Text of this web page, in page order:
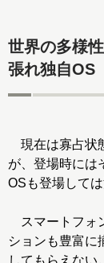
世界の多様
張れ独自OS
現在は寡占状
が、登場時には
OSも登場しては
スマートフォ
ションも豊富に